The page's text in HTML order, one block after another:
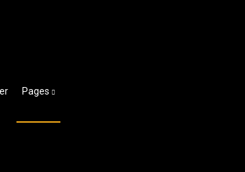
Pages